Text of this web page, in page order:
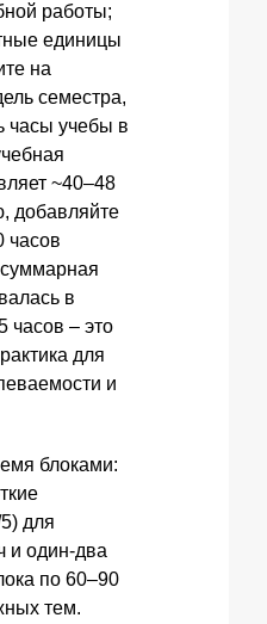
работы;
единицы
на
семестра,
часы учебы в
~40–48
добавляйте
часов
в
часов – это
для
и
блоками:
для
и один-два
по 60–90
тем.